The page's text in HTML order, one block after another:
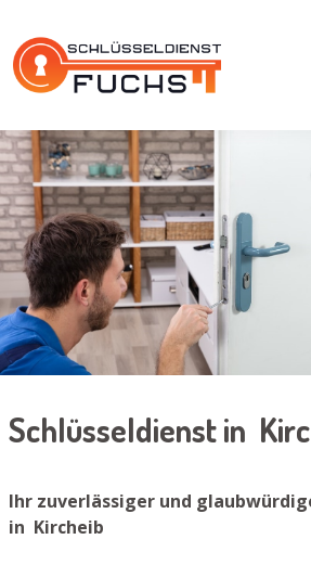
Schlüsseldienst in
Ihr zuverlässiger und
in Kircheib